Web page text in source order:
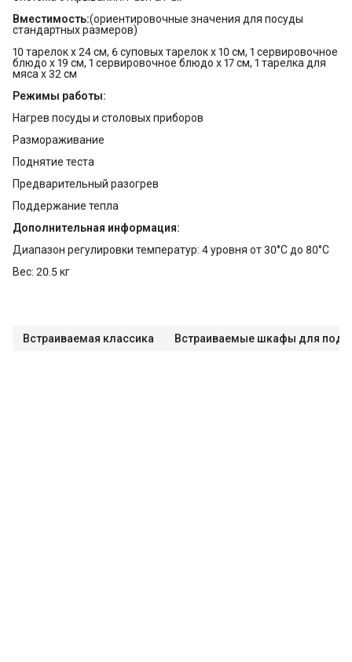
Вместимость:(ориентировочные значения для посуды
стандартных размеров)
10 тарелок х 24 см, 6 суповых тарелок х 10 см, 1 сервировочное
блюдо х 19 см, 1 сервировочное блюдо х 17 см, 1 тарелка для
мяса х 32 см
Режимы работы:
Нагрев посуды и столовых приборов
Размораживание
Поднятие теста
Предварительный разогрев
Поддержание тепла
Дополнительная информация:
Диапазон регулировки температур: 4 уровня от 30°C до 80°C
Вес: 20.5 кг
Встраиваемая классика